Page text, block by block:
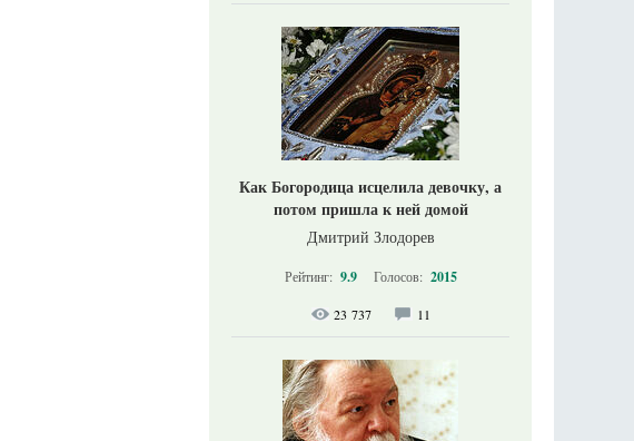
Как Богородица исцелила девочку, а
потом пришла к ней домой
Дмитрий Злодорев
Рейтинг: 9.9 Голосов: 2015
23 737 11